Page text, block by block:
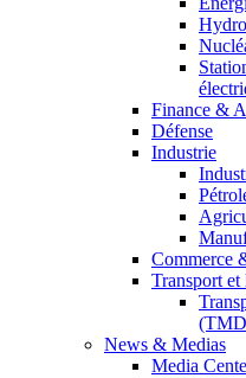
Finance &
Défense
Industrie
Commerce
Transport
News & Medias
Media